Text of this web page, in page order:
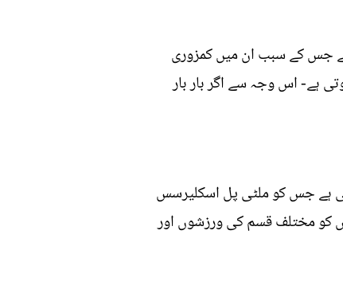
جس کے سبب ان میں کمزوری
ہے- اس وجہ سے اگر بار بار
ہے جس کو ملٹی پل اسکلیرسس
کو مختلف قسم کی ورزشوں اور